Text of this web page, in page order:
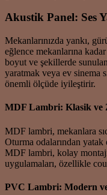
Akustik Panel: Ses
Mekanlarınızda yankı,
eğlence mekanlarına
boyut ve şekillerde
yaratmak veya ev sinema
önemli ölçüde iyileştirir.
MDF Lambri: Klasik ve
MDF lambri, mekanlara
Oturma odalarından
MDF lambri, kolay
uygulamaları, özellikle
PVC Lambri: Modern